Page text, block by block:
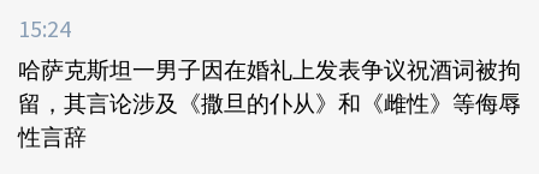
15:24
哈萨克斯坦一男子因在婚礼上发表争议祝酒词被拘
留，其言论涉及《撒旦的仆从》和《雌性》等侮辱
性言辞